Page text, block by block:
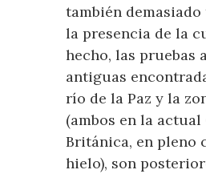
también
la presencia de la
hecho, las pruebas
antiguas
río de la Paz y la
(ambos en la actual
Británica, en pleno
hielo), son